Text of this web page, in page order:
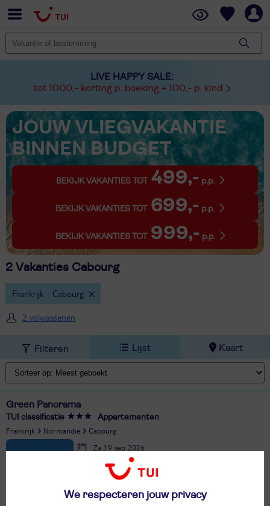
LIVE HAPPY SALE:
tot 1000,- korting p. boeking + 100,- p. kind
JOUW VLIEGVAKANTIE
BINNEN BUDGET
BEKIJK VAKANTIES TOT 499,- p.p.
BEKIJK VAKANTIES TOT 699,- p.p.
BEKIJK VAKANTIES TOT 999,- p.p.
2 Vakanties Cabourg
Frankrijk - Cabourg
2 volwassenen
Filteren Lijst Kaart
Green Panorama
TUI classificatie Appartementen
Frankrijk Normandië Cabourg
Za 19 sep 2026
6 dagen (5 nachten)
Eigen vervoer
Logies
We respecteren jouw privacy